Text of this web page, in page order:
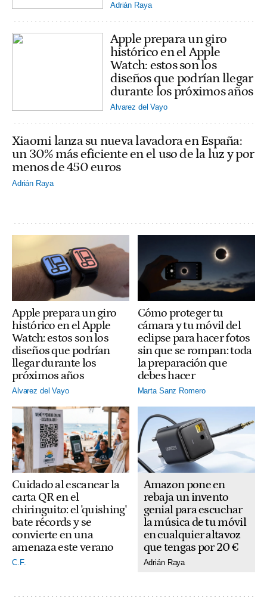
Adrián Raya
Apple prepara un giro
histórico en el Apple
Watch: estos son los
diseños que podrían llegar
durante los próximos años
Alvarez del Vayo
Xiaomi lanza su nueva lavadora en España:
un 30% más eficiente en el uso de la luz y por
menos de 450 euros
Adrián Raya
Apple prepara un giro
histórico en el Apple
Watch: estos son los
diseños que podrían
llegar durante los
próximos años
Alvarez del Vayo
Cómo proteger tu
cámara y tu móvil del
eclipse para hacer fotos
sin que se rompan: toda
la preparación que
debes hacer
Marta Sanz Romero
Cuidado al escanear la
carta QR en el
chiringuito: el 'quishing'
bate récords y se
convierte en una
amenaza este verano
C.F.
Amazon pone en
rebaja un invento
genial para escuchar
la música de tu móvil
en cualquier altavoz
que tengas por 20 €
Adrián Raya